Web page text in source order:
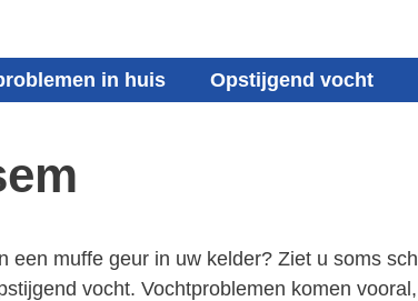
in huis Opstijgend vocht
muffe geur in uw kelder? Ziet u soms
vocht. Vochtproblemen komen